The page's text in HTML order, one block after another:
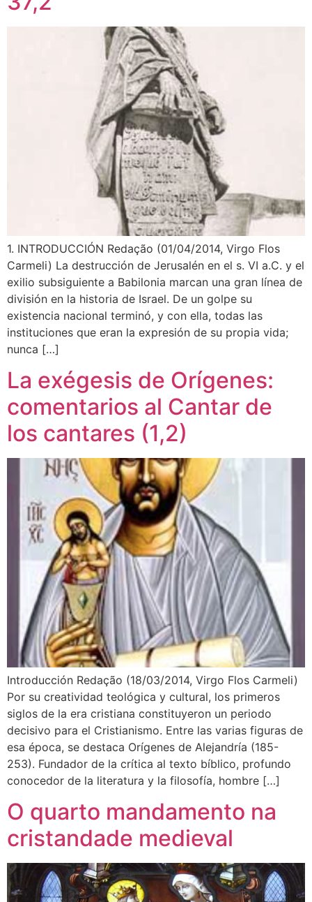
1. INTRODUCCIÓN Redação (01/04/2014, Virgo Flos
Carmeli) La destrucción de Jerusalén en el s. VI a.C. y el
exilio subsiguiente a Babilonia marcan una gran línea de
división en la historia de Israel. De un golpe su
existencia nacional terminó, y con ella, todas las
instituciones que eran la expresión de su propia vida;
nunca […]
La exégesis de Orígenes:
comentarios al Cantar de
los cantares (1,2)
Introducción Redação (18/03/2014, Virgo Flos Carmeli)
Por su creatividad teológica y cultural, los primeros
siglos de la era cristiana constituyeron un periodo
decisivo para el Cristianismo. Entre las varias figuras de
esa época, se destaca Orígenes de Alejandría (185-
253). Fundador de la crítica al texto bíblico, profundo
conocedor de la literatura y la filosofía, hombre […]
O quarto mandamento na
cristandade medieval